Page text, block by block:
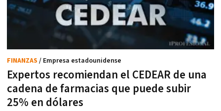
Expertos recomiendan el CEDEAR de una
cadena de farmacias que puede subir
25% en dólares
FINANZAS / Empresa estadounidense